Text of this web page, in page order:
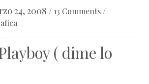
24, 2008 / 13 Comments /
( dime lo